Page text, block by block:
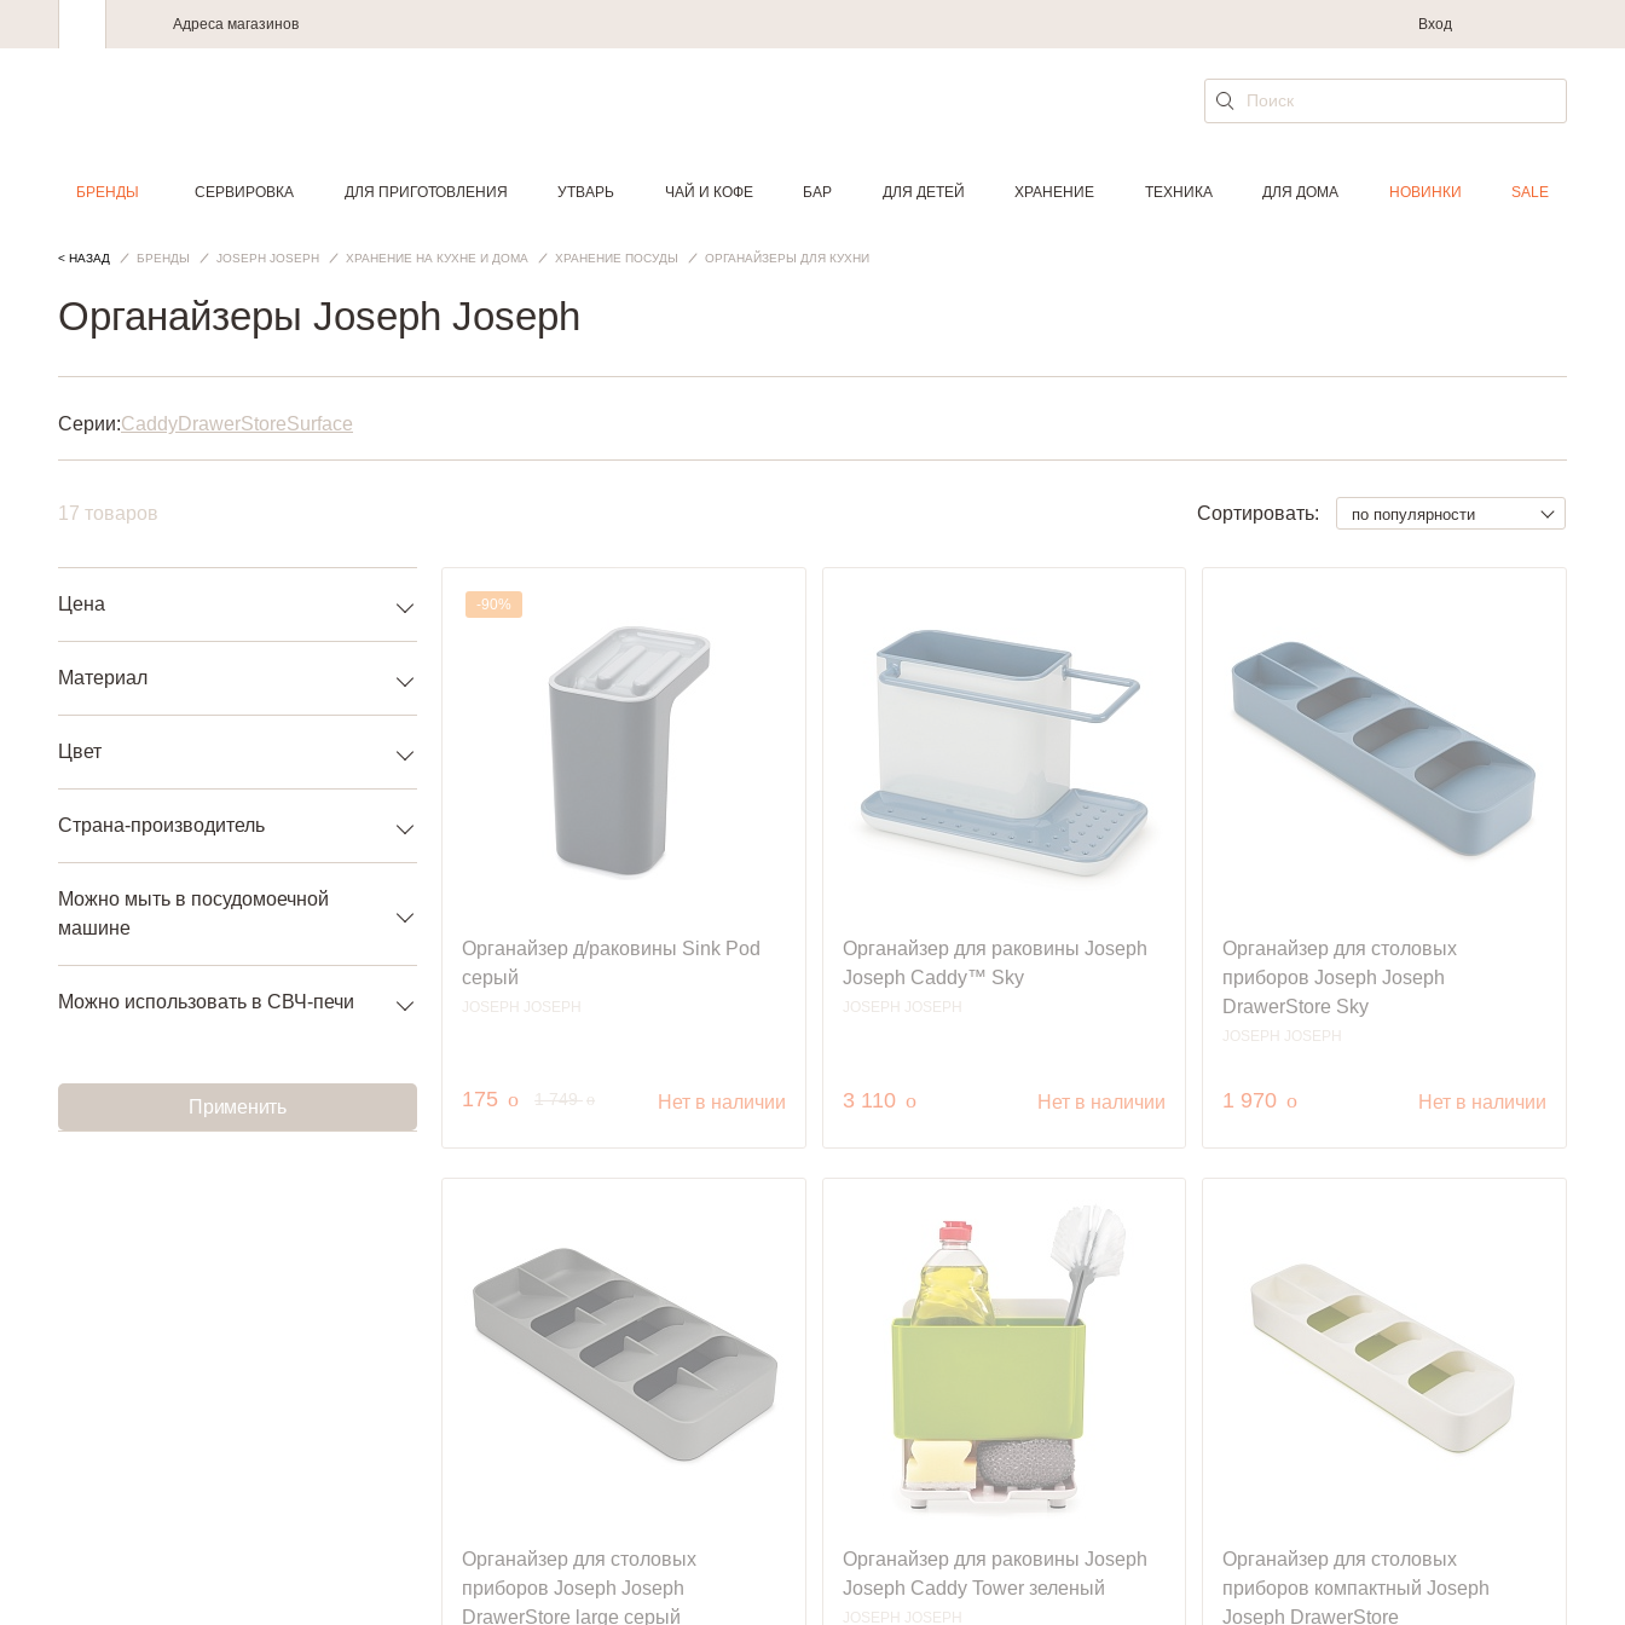
Адреса магазинов Вход
БРЕНДЫ СЕРВИРОВКА ДЛЯ ПРИГОТОВЛЕНИЯ УТВАРЬ ЧАЙ И КОФЕ БАР ДЛЯ ДЕТЕЙ ХРАНЕНИЕ ТЕХНИКА ДЛЯ ДОМА НОВИНКИ SALE
< НАЗАД БРЕНДЫ JOSEPH JOSEPH ХРАНЕНИЕ НА КУХНЕ И ДОМА ХРАНЕНИЕ ПОСУДЫ ОРГАНАЙЗЕРЫ ДЛЯ КУХНИ
Органайзеры Joseph Joseph
Серии:CaddyDrawerStoreSurface
17 товаров Сортировать: по популярности
Цена
Материал
Цвет
Страна-производитель
Можно мыть в посудомоечной
машине
Можно использовать в СВЧ-печи
Применить
-90%
Органайзер д/раковины Sink Pod
серый
JOSEPH JOSEPH
175 руб.
o 1 749руб.
o Нет в наличии
Органайзер для раковины Joseph
Joseph Caddy™ Sky
JOSEPH JOSEPH
3 110 руб.
o Нет в наличии
Органайзер для столовых
приборов Joseph Joseph
DrawerStore Sky
JOSEPH JOSEPH
1 970 руб.
o Нет в наличии
Органайзер для столовых
приборов Joseph Joseph
DrawerStore large серый
Органайзер для раковины Joseph
Joseph Caddy Tower зеленый
JOSEPH JOSEPH
Органайзер для столовых
приборов компактный Joseph
Joseph DrawerStore